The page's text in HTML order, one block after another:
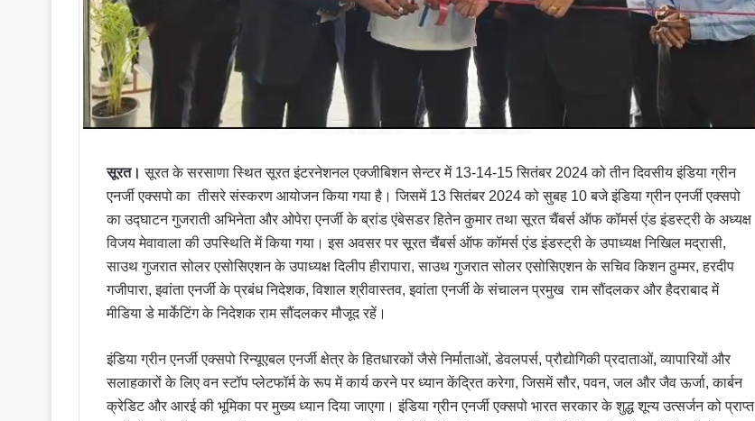
सूरत। सूरत के सरसाणा स्थित सूरत इंटरनेशनल एक्जीबिशन सेन्टर में 13-14-15 सितंबर 2024 को तीन दिवसीय इंडिया ग्रीन
एनर्जी एक्सपो का तीसरे संस्करण आयोजन किया गया है। जिसमें 13 सितंबर 2024 को सुबह 10 बजे इंडिया ग्रीन एनर्जी एक्सपो
का उद्घाटन गुजराती अभिनेता और ओपेरा एनर्जी के ब्रांड एंबेसडर हितेन कुमार तथा सूरत चैंबर्स ऑफ कॉमर्स एंड इंडस्ट्री के अध्यक्ष
विजय मेवावाला की उपस्थिति में किया गया। इस अवसर पर सूरत चैंबर्स ऑफ कॉमर्स एंड इंडस्ट्री के उपाध्यक्ष निखिल मद्रासी,
साउथ गुजरात सोलर एसोसिएशन के उपाध्यक्ष दिलीप हीरापारा, साउथ गुजरात सोलर एसोसिएशन के सचिव किशन ठुम्मर, हरदीप
गजीपारा, इवांता एनर्जी के प्रबंध निदेशक, विशाल श्रीवास्तव, इवांता एनर्जी के संचालन प्रमुख राम सौंदलकर और हैदराबाद में
मीडिया डे मार्केटिंग के निदेशक राम सौंदलकर मौजूद रहें।
इंडिया ग्रीन एनर्जी एक्सपो रिन्यूएबल एनर्जी क्षेत्र के हितधारकों जैसे निर्माताओं, डेवलपर्स, प्रौद्योगिकी प्रदाताओं, व्यापारियों और
सलाहकारों के लिए वन स्टॉप प्लेटफॉर्म के रूप में कार्य करने पर ध्यान केंद्रित करेगा, जिसमें सौर, पवन, जल और जैव ऊर्जा, कार्बन
क्रेडिट और आरई की भूमिका पर मुख्य ध्यान दिया जाएगा। इंडिया ग्रीन एनर्जी एक्सपो भारत सरकार के शुद्ध शून्य उत्सर्जन को प्राप्त